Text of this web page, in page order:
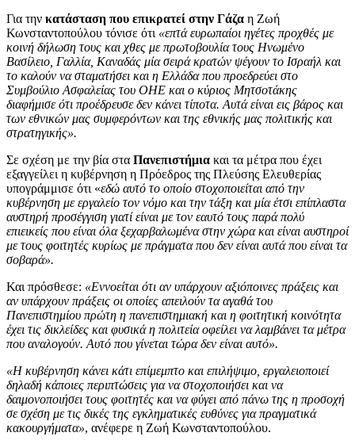
Για την κατάσταση που επικρατεί στην Γάζα η Ζωή
Κωνσταντοπούλου τόνισε ότι «επτά ευρωπαίοι ηγέτες προχθές με
κοινή δήλωση τους και χθες με πρωτοβουλία τους Ηνωμένο
Βασίλειο, Γαλλία, Καναδάς μία σειρά κρατών ψέγουν το Ισραήλ και
το καλούν να σταματήσει και η Ελλάδα που προεδρεύει στο
Συμβούλιο Ασφαλείας του ΟΗΕ και ο κύριος Μητσοτάκης
διαφήμισε ότι προέδρευσε δεν κάνει τίποτα. Αυτά είναι εις βάρος και
των εθνικών μας συμφερόντων και της εθνικής μας πολιτικής και
στρατηγικής».
Σε σχέση με την βία στα Πανεπιστήμια και τα μέτρα που έχει
εξαγγείλει η κυβέρνηση η Πρόεδρος της Πλεύσης Ελευθερίας
υπογράμμισε ότι «εδώ αυτό το οποίο στοχοποιείται από την
κυβέρνηση με εργαλείο τον νόμο και την τάξη και μία έτσι επίπλαστα
αυστηρή προσέγγιση γιατί είναι με τον εαυτό τους παρά πολύ
επιεικείς που είναι όλα ξεχαρβαλωμένα στην χώρα και είναι αυστηροί
με τους φοιτητές κυρίως με πράγματα που δεν είναι αυτά που είναι τα
σοβαρά».
Και πρόσθεσε: «Εννοείται ότι αν υπάρχουν αξιόποινες πράξεις και
αν υπάρχουν πράξεις οι οποίες απειλούν τα αγαθά του
Πανεπιστημίου πρώτη η πανεπιστημιακή και η φοιτητική κοινότητα
έχει τις δικλείδες και φυσικά η πολιτεία οφείλει να λαμβάνει τα μέτρα
που αναλογούν. Αυτό που γίνεται τώρα δεν είναι αυτό».
«Η κυβέρνηση κάνει κάτι επίμεμπτο και επιλήψιμο, εργαλειοποιεί
δηλαδή κάποιες περιπτώσεις για να στοχοποιήσει και να
δαιμονοποιήσει τους φοιτητές και να φύγει από πάνω της η προσοχή
σε σχέση με τις δικές της εγκληματικές ευθύνες για πραγματικά
κακουργήματα», ανέφερε η Ζωή Κωνσταντοπούλου.